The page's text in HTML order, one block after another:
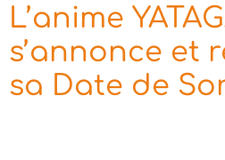
L’anime
s’annonce et
sa Date de